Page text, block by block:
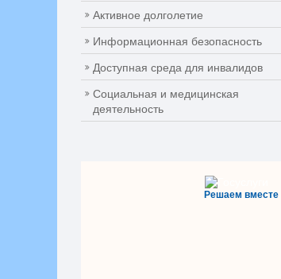
Активное долголетие
Информационная безопасность
Доступная среда для инвалидов
Социальная и медицинская
деятельность
Решаем вместе